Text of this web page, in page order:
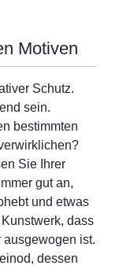
Motiven
Schutz.
sein.
bestimmten
Sie Ihrer
gut an,
und etwas
dass
ist.
dessen